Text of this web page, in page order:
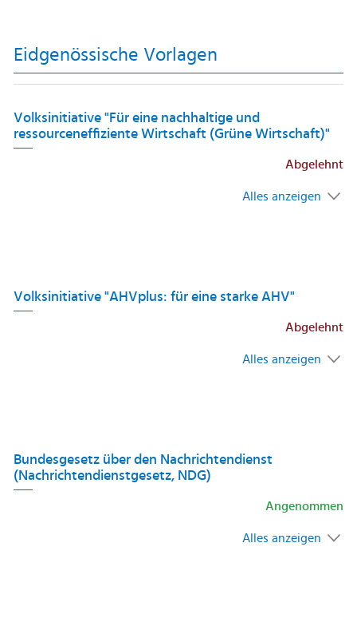
Eidgenössische Vorlagen
Volksinitiative "Für eine nachhaltige und
ressourceneffiziente Wirtschaft (Grüne Wirtschaft)"
Abgelehnt
Alles anzeigen
Volksinitiative "AHVplus: für eine starke AHV"
Abgelehnt
Alles anzeigen
Bundesgesetz über den Nachrichtendienst
(Nachrichtendienstgesetz, NDG)
Angenommen
Alles anzeigen